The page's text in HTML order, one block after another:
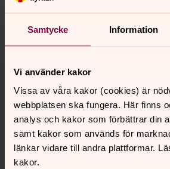
Samtycke Information
Vi använder kakor
Vissa av våra kakor (cookies) är
webbplatsen ska fungera. Här finns
analys och kakor som förbättrar din
samt kakor som används för
länkar vidare till andra plattformar.
kakor.
Dela
Tillbaka till toppen
Tillbaka till innehållet
Kontakt